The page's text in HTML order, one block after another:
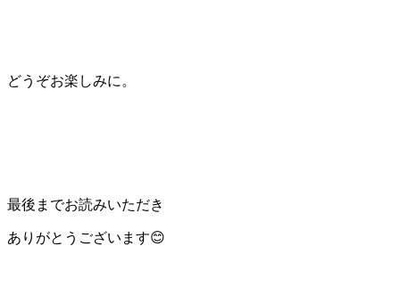
どうぞお楽しみに。
最後までお読みいただき
ありがとうございます😊